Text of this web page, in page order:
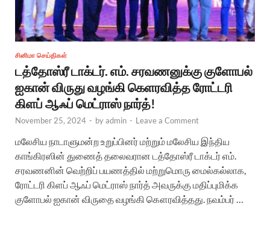
சினிமா செய்திகள்
டத்தோஸ்ரீ டாக்டர். எம். சரவணனுக்கு குளோபல்
ஐகான் விருது வழங்கி கெளரவித்த ரோட்டரி
கிளப் ஆஃப் மெட்ராஸ் நார்த்!
November 25, 2024 - byadmin - Leave a Comment
மலேசிய நாடாளுமன்ற உறுப்பினர் மற்றும் மலேசிய இந்திய
காங்கிரஸின் துணைத் தலைவரான டத்தோஸ்ரீ டாக்டர் எம்.
சரவணனின் வெற்றிப் பயணத்தில் மற்றுமொரு மைல்கல்லாக‌,
ரோட்டரி கிளப் ஆஃப் மெட்ராஸ் நார்த் அவ‌ருக்கு மதிப்புமிக்க
குளோபல் ஐகான் விருதை வழங்கி கௌரவித்தது. நவம்பர் …